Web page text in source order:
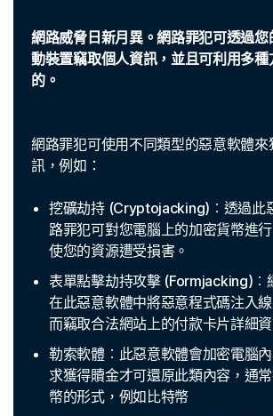
網路威脅日新月異。網路罪犯可透過您
動裝置竊取個人資訊，並且可利用多種
的。
網路罪犯可使用不同類型的惡意軟體來
訊，例如：
挖礦劫持 (Cryptojacking)︰透過此
路罪犯可對您電腦上的加密貨幣進
使您的資源遭受損害。
表單點擊劫持攻擊 (Formjacking)︰
在此惡意軟體中將惡意程式碼注入
而竊取合法網站上的付款卡片詳細資
勒索軟體︰此惡意軟體會加密電腦
求獲得贖金才可還原此類內容，通
幣的形式，例如比特幣